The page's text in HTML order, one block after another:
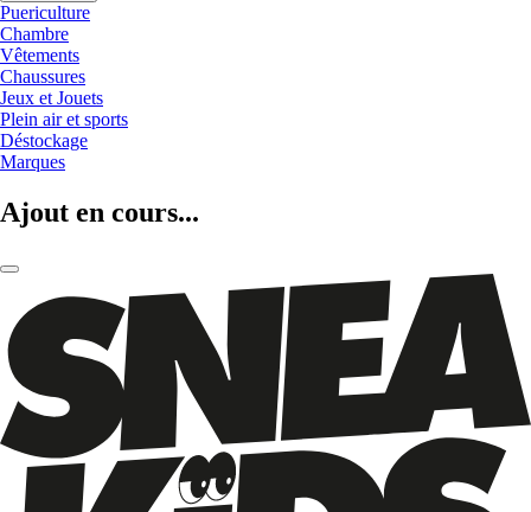
Puericulture
Chambre
Vêtements
Chaussures
Jeux et Jouets
Plein air et sports
Déstockage
Marques
Ajout en cours...